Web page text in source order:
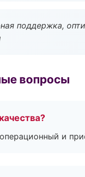
поддержка,
вопросы
и